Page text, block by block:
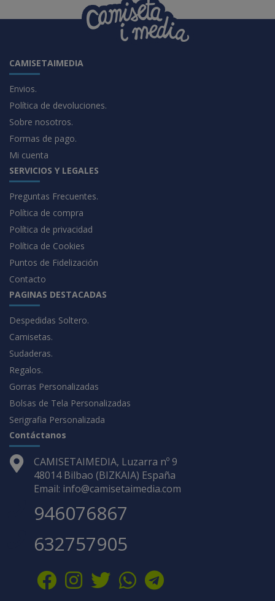
CAMISETAIMEDIA
Envios.
Política de devoluciones.
Sobre nosotros.
Formas de pago.
Mi cuenta
SERVICIOS Y LEGALES
Preguntas Frecuentes.
Política de compra
Política de privacidad
Política de Cookies
Puntos de Fidelización
Contacto
PAGINAS DESTACADAS
Despedidas Soltero.
Camisetas.
Sudaderas.
Regalos.
Gorras Personalizadas
Bolsas de Tela Personalizadas
Serigrafia Personalizada
Contáctanos
CAMISETAIMEDIA, Luzarra nº 9
48014 Bilbao (BIZKAIA) España
Email: info@camisetaimedia.com
946076867
632757905